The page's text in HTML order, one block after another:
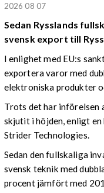
2026 08 07
Sedan Rysslands
svensk export till
I enlighet med EU:s
exportera varor med
elektroniska produkter
Trots det har införelsen
skjutit i höjden, enligt
Strider Technologies.
Sedan den fullskaliga
svensk teknik med
procent jämfört med